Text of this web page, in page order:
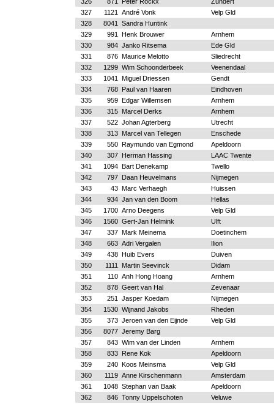
327
1121 André Vonk
Velp Gld
328
8041
Sandra Huntink
329
991 Henk Brouwer
Arnhem
330
984 Janko Ritsema
Ede Gld
331
876 Maurice Melotto
Sliedrecht
332
1299 Wim Schoonderbeek
Veenendaal
333
1041 Miguel Driessen
Gendt
334
768 Paul van Haaren
Eindhoven
335
959 Edgar Willemsen
Arnhem
336
315 Marcel Derks
Arnhem
337
522 Johan Agterberg
Utrecht
338
313 Marcel van Tellegen
Enschede
339
550 Raymundo van Egmond
Apeldoorn
340
307 Herman Hassing
LAAC Twente
341
1094 Bart Denekamp
Twello
342
797 Daan Heuvelmans
Nijmegen
343
43 Marc Verhaegh
Huissen
344
934 Jan van den Boom
Hellas
345
1700 Arno Deegens
Velp Gld
346
1560 Gert-Jan Helmink
Ulft
347
337 Mark Meinema
Doetinchem
348
663 Adri Vergalen
Ilion
349
438 Huib Evers
Duiven
350
1111 Martin Seevinck
Didam
351
110 Anh Hong Hoang
Arnhem
352
878 Geert van Hal
Zevenaar
353
251 Jasper Koedam
Nijmegen
354
1530 Wijnand Jakobs
Rheden
355
373 Jeroen van den Eijnde
Velp Gld
356
8077 Jeremy Barg
357
843 Wim van der Linden
Arnhem
358
833 Rene Kok
Apeldoorn
359
240 Koos Meinsma
Velp Gld
360
1119 Anne Kirschenmann
Amsterdam
361
1048 Stephan van Baak
Apeldoorn
362
846 Tonny Uppelschoten
Veluwe